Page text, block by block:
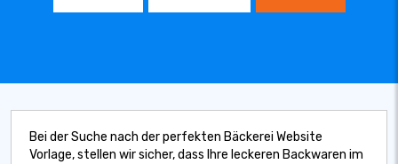
Bei der Suche nach der perfekten Bäckerei Website
Vorlage, stellen wir sicher, dass Ihre leckeren Backwaren im